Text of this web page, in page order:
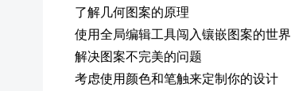
了解几何图案的原理
使用全局编辑工具闯入镶嵌图案的世界
解决图案不完美的问题
考虑使用颜色和笔触来定制你的设计